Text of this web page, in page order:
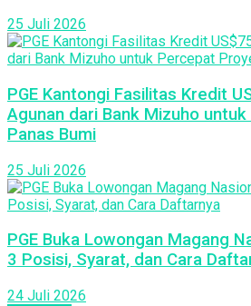
25 Juli 2026
PGE Kantongi Fasilitas Kredit
Agunan dari Bank Mizuho
Panas Bumi
25 Juli 2026
PGE Buka Lowongan Magang
3 Posisi, Syarat, dan Cara
24 Juli 2026